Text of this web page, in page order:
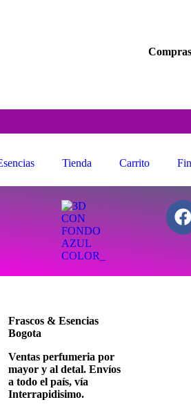
Tienda Carrito
Frascos & Esencias
Bogota
Ventas perfumeria por
mayor y al detal. Envíos
a todo el país, vía
Interrapidisimo.